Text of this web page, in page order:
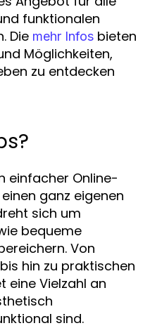
funktionalen
Die mehr Infos bieten
Möglichkeiten,
zu entdecken
einfacher Online-
ganz eigenen
sich um
bequeme
Von
hin zu praktischen
eine Vielzahl an
sind.